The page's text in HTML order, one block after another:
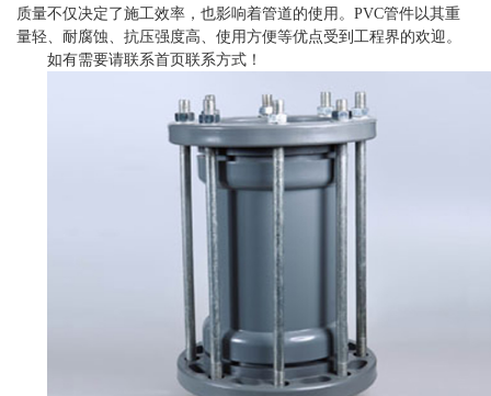
质量不仅决定了施工效率，也影响着管道的使用。PVC管件以其重
量轻、耐腐蚀、抗压强度高、使用方便等优点受到工程界的欢迎。
如有需要请联系首页联系方式！